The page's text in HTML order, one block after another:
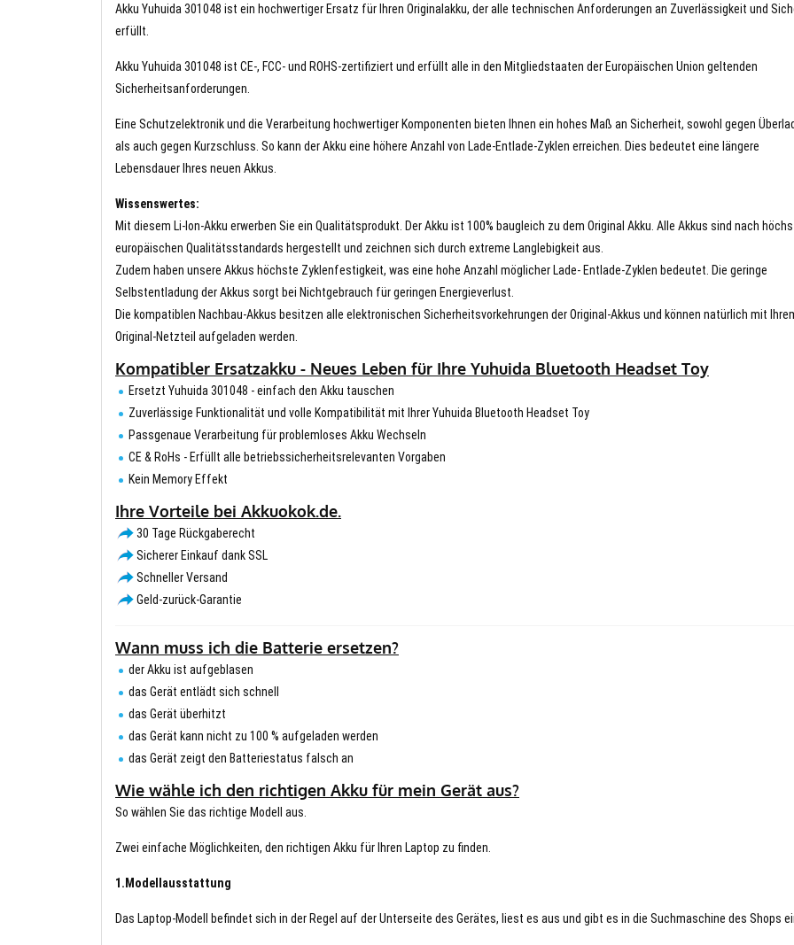
Akku Yuhuida 301048 ist ein hochwertiger Ersatz für Ihren Originalakku, der alle technischen Anforderungen an Zuverlässigkeit und
erfüllt.
Akku Yuhuida 301048 ist CE-, FCC- und ROHS-zertifiziert und erfüllt alle in den Mitgliedstaaten der Europäischen Union geltenden
Sicherheitsanforderungen.
Eine Schutzelektronik und die Verarbeitung hochwertiger Komponenten bieten Ihnen ein hohes Maß an Sicherheit, sowohl gegen
als auch gegen Kurzschluss. So kann der Akku eine höhere Anzahl von Lade-Entlade-Zyklen erreichen. Dies bedeutet eine längere
Lebensdauer Ihres neuen Akkus.
Wissenswertes:
Mit diesem Li-Ion-Akku erwerben Sie ein Qualitätsprodukt. Der Akku ist 100% baugleich zu dem Original Akku. Alle Akkus sind nach
europäischen Qualitätsstandards hergestellt und zeichnen sich durch extreme Langlebigkeit aus.
Zudem haben unsere Akkus höchste Zyklenfestigkeit, was eine hohe Anzahl möglicher Lade- Entlade-Zyklen bedeutet. Die geringe
Selbstentladung der Akkus sorgt bei Nichtgebrauch für geringen Energieverlust.
Die kompatiblen Nachbau-Akkus besitzen alle elektronischen Sicherheitsvorkehrungen der Original-Akkus und können natürlich mit
Original-Netzteil aufgeladen werden.
Kompatibler Ersatzakku - Neues Leben für Ihre Yuhuida Bluetooth Headset Toy
Ersetzt Yuhuida 301048 - einfach den Akku tauschen
Zuverlässige Funktionalität und volle Kompatibilität mit Ihrer Yuhuida Bluetooth Headset Toy
Passgenaue Verarbeitung für problemloses Akku Wechseln
CE & RoHs - Erfüllt alle betriebssicherheitsrelevanten Vorgaben
Kein Memory Effekt
Ihre Vorteile bei Akkuokok.de.
30 Tage Rückgaberecht
Sicherer Einkauf dank SSL
Schneller Versand
Geld-zurück-Garantie
Wann muss ich die Batterie ersetzen?
der Akku ist aufgeblasen
das Gerät entlädt sich schnell
das Gerät überhitzt
das Gerät kann nicht zu 100 % aufgeladen werden
das Gerät zeigt den Batteriestatus falsch an
Wie wähle ich den richtigen Akku für mein Gerät aus?
So wählen Sie das richtige Modell aus.
Zwei einfache Möglichkeiten, den richtigen Akku für Ihren Laptop zu finden.
1.Modellausstattung
Das Laptop-Modell befindet sich in der Regel auf der Unterseite des Gerätes, liest es aus und gibt es in die Suchmaschine des Shops